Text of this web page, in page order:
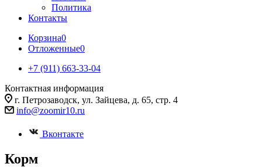
Политика
Контакты
Корзина0
Отложенные0
+7 (911) 663-33-04
Контактная информация
г. Петрозаводск, ул. Зайцева, д. 65, стр. 4
info@zoomir10.ru
Вконтакте
Корм